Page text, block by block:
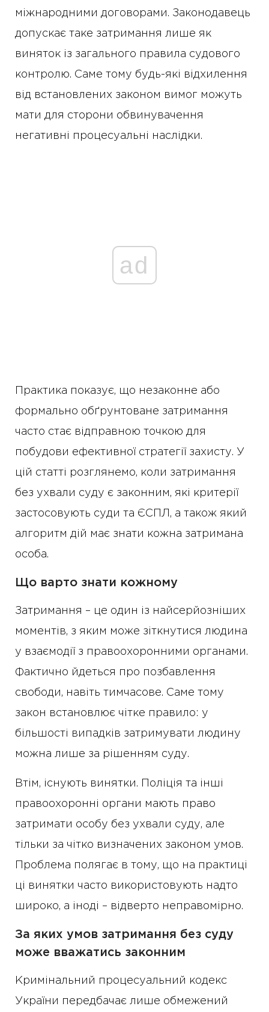
міжнародними договорами. Законодавець
допускає таке затримання лише як
виняток із загального правила судового
контролю. Саме тому будь-які відхилення
від встановлених законом вимог можуть
мати для сторони обвинувачення
негативні процесуальні наслідки.
ad
Практика показує, що незаконне або
формально обґрунтоване затримання
часто стає відправною точкою для
побудови ефективної стратегії захисту. У
цій статті розглянемо, коли затримання
без ухвали суду є законним, які критерії
застосовують суди та ЄСПЛ, а також який
алгоритм дій має знати кожна затримана
особа.
Що варто знати кожному
Затримання – це один із найсерйозніших
моментів, з яким може зіткнутися людина
у взаємодії з правоохоронними органами.
Фактично йдеться про позбавлення
свободи, навіть тимчасове. Саме тому
закон встановлює чітке правило: у
більшості випадків затримувати людину
можна лише за рішенням суду.
Втім, існують винятки. Поліція та інші
правоохоронні органи мають право
затримати особу без ухвали суду, але
тільки за чітко визначених законом умов.
Проблема полягає в тому, що на практиці
ці винятки часто використовують надто
широко, а іноді – відверто неправомірно.
За яких умов затримання без суду
може вважатись законним
Кримінальний процесуальний кодекс
України передбачає лише обмежений